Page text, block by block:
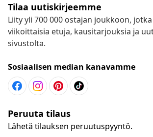
Tilaa uutiskirjeemme
Liity yli 700 000 ostajan joukkoon,
viikoittaisia etuja, kausitarjouksia ja
sivustolta.
Sosiaalisen median kanavamme
Peruuta tilaus
Lähetä tilauksen peruutuspyyntö.